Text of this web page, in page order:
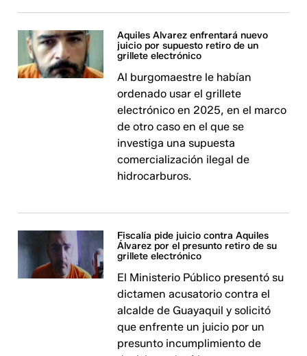
Aquiles Alvarez enfrentará nuevo
juicio por supuesto retiro de un
grillete electrónico
Al burgomaestre le habían
ordenado usar el grillete
electrónico en 2025, en el marco
de otro caso en el que se
investiga una supuesta
comercialización ilegal de
hidrocarburos.
Fiscalía pide juicio contra Aquiles
Álvarez por el presunto retiro de su
grillete electrónico
El Ministerio Público presentó su
dictamen acusatorio contra el
alcalde de Guayaquil y solicitó
que enfrente un juicio por un
presunto incumplimiento de